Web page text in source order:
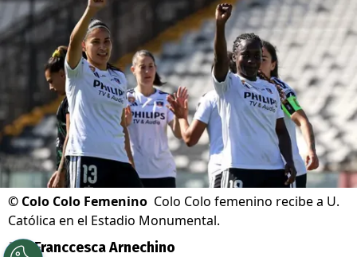
© Colo Colo Femenino Colo Colo femenino recibe a U.
Católica en el Estadio Monumental.
Por Franccesca Arnechino